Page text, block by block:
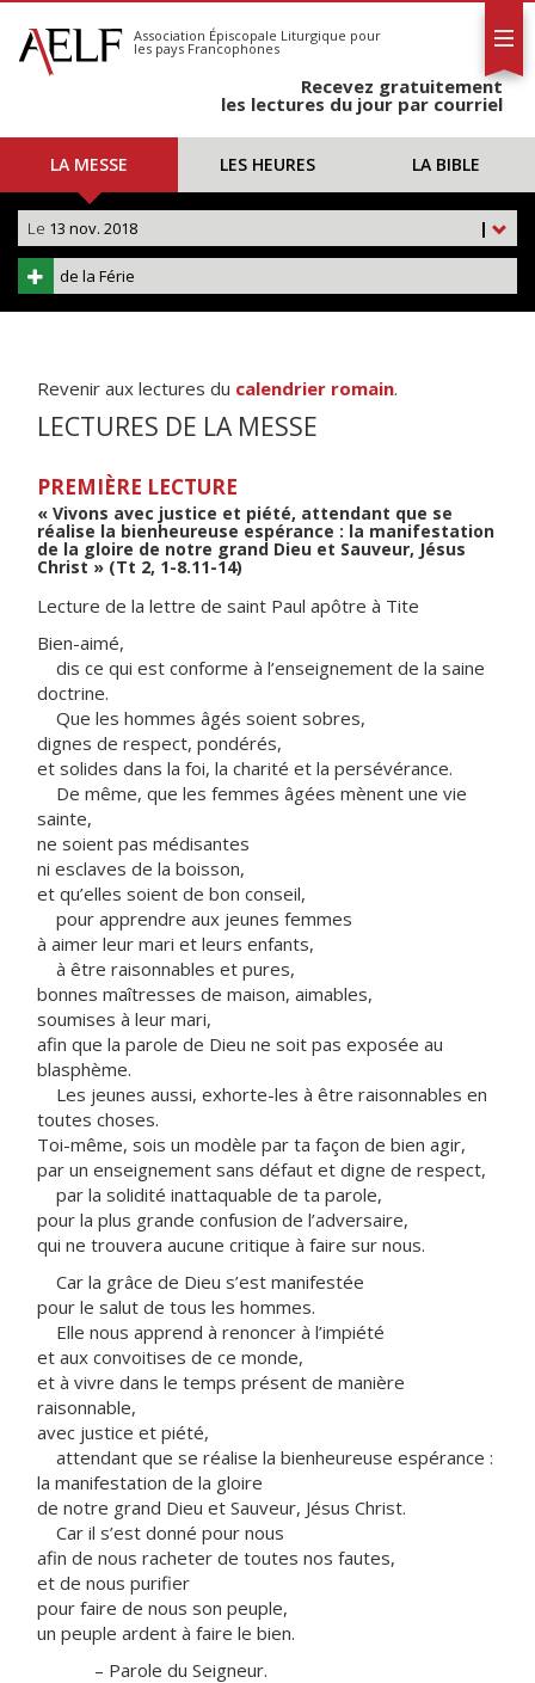
S'abonner
Calendrier
Association Épiscopale Liturgique pour
les pays Francophones
Recevez gratuitement
les lectures du jour par courriel
LA MESSE LES HEURES LA BIBLE
|
Le 13 nov. 2018
de la Férie
Revenir aux lectures du calendrier romain.
LECTURES DE LA MESSE
PREMIÈRE LECTURE
« Vivons avec justice et piété, attendant que se
réalise la bienheureuse espérance : la manifestation
de la gloire de notre grand Dieu et Sauveur, Jésus
Christ » (Tt 2, 1-8.11-14)
Lecture de la lettre de saint Paul apôtre à Tite
Bien-aimé,
dis ce qui est conforme à l’enseignement de la saine
doctrine.
Que les hommes âgés soient sobres,
dignes de respect, pondérés,
et solides dans la foi, la charité et la persévérance.
De même, que les femmes âgées mènent une vie
sainte,
ne soient pas médisantes
ni esclaves de la boisson,
et qu’elles soient de bon conseil,
pour apprendre aux jeunes femmes
à aimer leur mari et leurs enfants,
à être raisonnables et pures,
bonnes maîtresses de maison, aimables,
soumises à leur mari,
afin que la parole de Dieu ne soit pas exposée au
blasphème.
Les jeunes aussi, exhorte-les à être raisonnables en
toutes choses.
Toi-même, sois un modèle par ta façon de bien agir,
par un enseignement sans défaut et digne de respect,
par la solidité inattaquable de ta parole,
pour la plus grande confusion de l’adversaire,
qui ne trouvera aucune critique à faire sur nous.
Car la grâce de Dieu s’est manifestée
pour le salut de tous les hommes.
Elle nous apprend à renoncer à l’impiété
et aux convoitises de ce monde,
et à vivre dans le temps présent de manière
raisonnable,
avec justice et piété,
attendant que se réalise la bienheureuse espérance :
la manifestation de la gloire
de notre grand Dieu et Sauveur, Jésus Christ.
Car il s’est donné pour nous
afin de nous racheter de toutes nos fautes,
et de nous purifier
pour faire de nous son peuple,
un peuple ardent à faire le bien.
– Parole du Seigneur.